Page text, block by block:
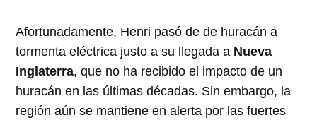
Afortunadamente, Henri pasó de de huracán a
tormenta eléctrica justo a su llegada a Nueva
Inglaterra, que no ha recibido el impacto de un
huracán en las últimas décadas. Sin embargo, la
región aún se mantiene en alerta por las fuertes